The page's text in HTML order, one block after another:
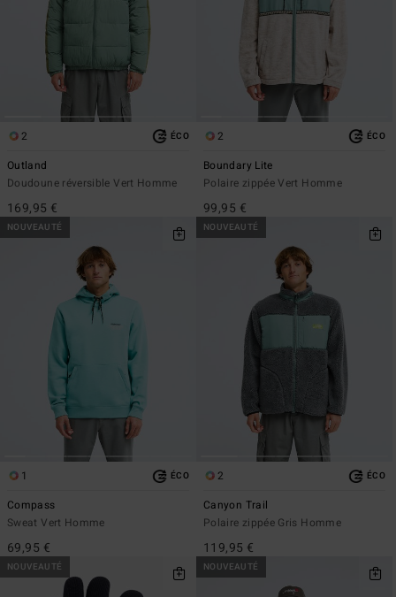
2 ÉCO
Outland
Doudoune réversible Vert Homme
169,95 €
2 ÉCO
Boundary Lite
Polaire zippée Vert Homme
99,95 €
NOUVEAUTÉ
1 ÉCO
Compass
Sweat Vert Homme
69,95 €
NOUVEAUTÉ
2 ÉCO
Canyon Trail
Polaire zippée Gris Homme
119,95 €
NOUVEAUTÉ NOUVEAUTÉ